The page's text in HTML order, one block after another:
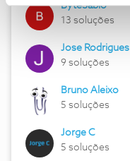
ByteSábio
13 soluções
Jose Rodrigues
9 soluções
Bruno Aleixo
5 soluções
Jorge C
5 soluções